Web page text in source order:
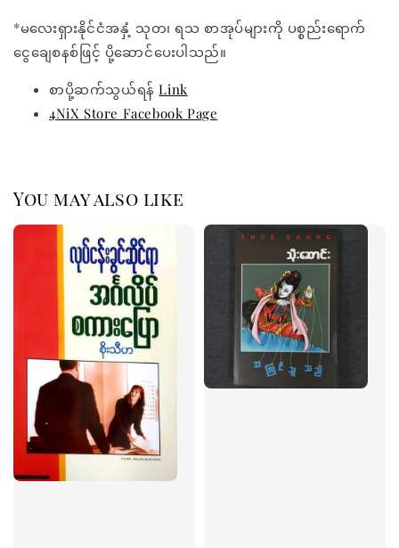
*မလေးရှားနိုင်ငံအနှံ့ သုတ၊ ရသ စာအုပ်များကို ပစ္စည်းရောက်
ငွေချေစနစ်ဖြင့် ပို့ဆောင်ပေးပါသည်။
စာပို့ဆက်သွယ်ရန်Link
4NiX Store Facebook Page
You may also like